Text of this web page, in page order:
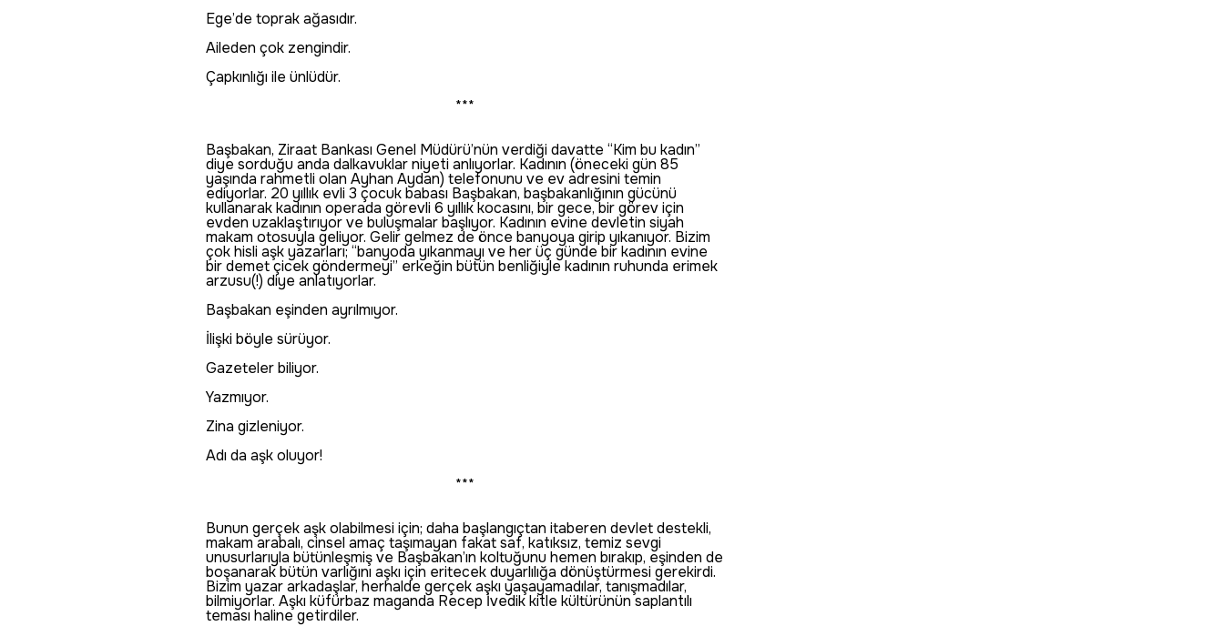
Ege’de toprak ağasıdır.
Aileden çok zengindir.
Çapkınlığı ile ünlüdür.
***
Başbakan, Ziraat Bankası Genel Müdürü’nün verdiği davatte “Kim bu kadın”
diye sorduğu anda dalkavuklar niyeti anlıyorlar. Kadının (öneceki gün 85
yaşında rahmetli olan Ayhan Aydan) telefonunu ve ev adresini temin
ediyorlar. 20 yıllık evli 3 çocuk babası Başbakan, başbakanlığının gücünü
kullanarak kadının operada görevli 6 yıllık kocasını, bir gece, bir görev için
evden uzaklaştırıyor ve buluşmalar başlıyor. Kadının evine devletin siyah
makam otosuyla geliyor. Gelir gelmez de önce banyoya girip yıkanıyor. Bizim
çok hisli aşk yazarları; “banyoda yıkanmayı ve her üç günde bir kadının evine
bir demet çicek göndermeyi” erkeğin bütün benliğiyle kadının ruhunda erimek
arzusu(!) diye anlatıyorlar.
Başbakan eşinden ayrılmıyor.
İlişki böyle sürüyor.
Gazeteler biliyor.
Yazmıyor.
Zina gizleniyor.
Adı da aşk oluyor!
***
Bunun gerçek aşk olabilmesi için; daha başlangıçtan itaberen devlet destekli,
makam arabalı, cinsel amaç taşımayan fakat saf, katıksız, temiz sevgi
unusurlarıyla bütünleşmiş ve Başbakan’ın koltuğunu hemen bırakıp, eşinden de
boşanarak bütün varlığını aşkı için eritecek duyarlılığa dönüştürmesi gerekirdi.
Bizim yazar arkadaşlar, herhalde gerçek aşkı yaşayamadılar, tanışmadılar,
bilmiyorlar. Aşkı küfürbaz maganda Recep İvedik kitle kültürünün saplantılı
teması haline getirdiler.